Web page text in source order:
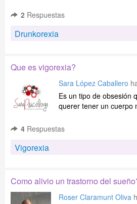
2 Respuestas
Drunkorexia
Que es vigorexia?
Sara López Caballero
Es un tipo de obsesión
querer tener un cuerpo
4 Respuestas
Vigorexia
Como alivio un trastorno del
Roser Claramunt Oliva